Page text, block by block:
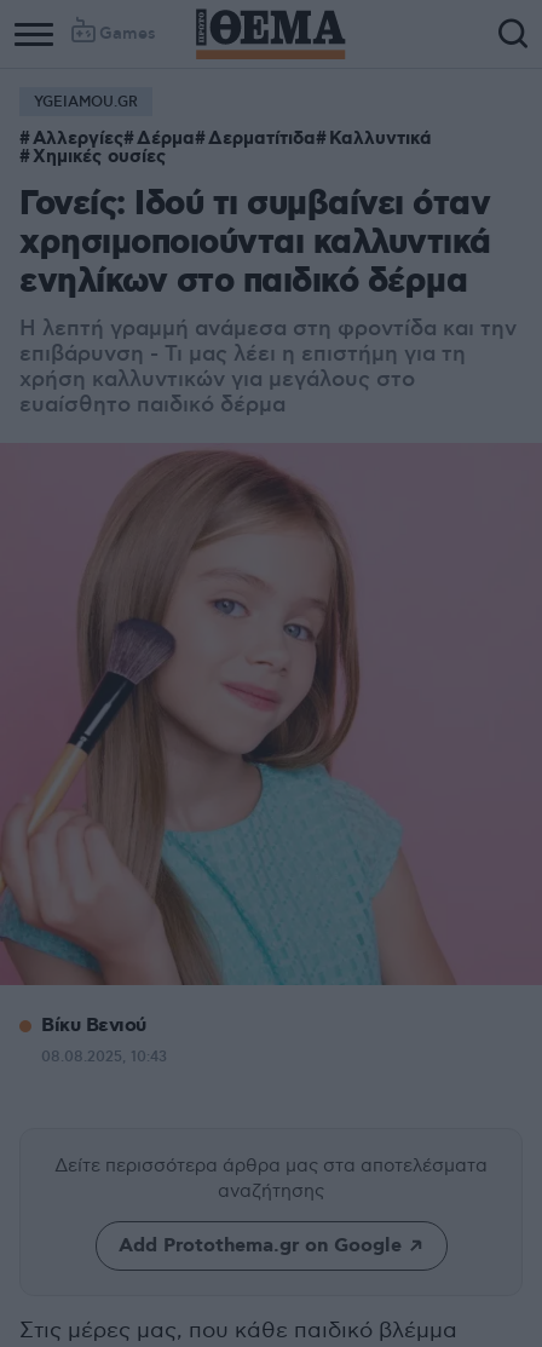
Games
YGEIAMOU.GR
Αλλεργίες Δέρμα Δερματίτιδα Καλλυντικά
Χημικές ουσίες
Γονείς: Ιδού τι συμβαίνει όταν
χρησιμοποιούνται καλλυντικά
ενηλίκων στο παιδικό δέρμα
Η λεπτή γραμμή ανάμεσα στη φροντίδα και την
επιβάρυνση - Τι μας λέει η επιστήμη για τη
χρήση καλλυντικών για μεγάλους στο
ευαίσθητο παιδικό δέρμα
Βίκυ Βενιού
08.08.2025, 10:43
Δείτε περισσότερα άρθρα μας στα αποτελέσματα
αναζήτησης
Add Protothema.gr on Google
Στις μέρες μας, που κάθε παιδικό βλέμμα